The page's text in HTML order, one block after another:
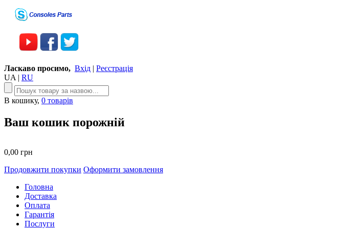
Ласкаво просимо, Вхід | Реєстрація
UA | RU
В кошику, 0 товарів
Ваш кошик порожній
0,00 грн
Продовжити покупки Оформити замовлення
Головна
Доставка
Оплата
Гарантія
Послуги